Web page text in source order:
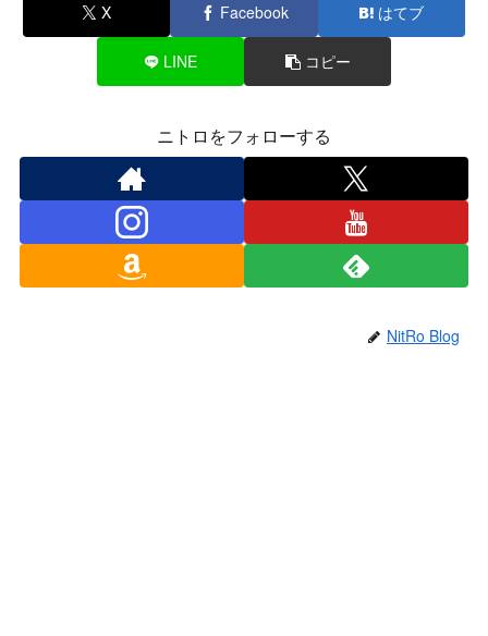
X Facebook はてブ
LINE コピー
ニトロをフォローする
NitRo Blog